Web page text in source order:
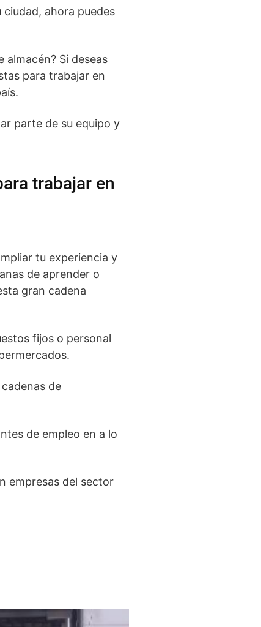
ahora puedes
Si deseas
para trabajar en
parte de su equipo y
trabajar en
tu experiencia y
de aprender o
gran cadena
fijos o personal
de
de empleo en a lo
empresas del sector